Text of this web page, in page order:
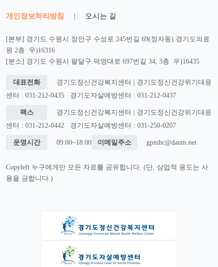
개인정보처리방침 | 오시는 길
[본부] 경기도 수원시 장안구 수성로 245번길 69(정자동) 경기도의료
원 2층 우)16316
[분소] 경기도 수원시 팔달구 덕영대로 697번길 34, 3층 우)16435
대표전화
경기도정신건강복지센터 | 경기도정신건강위기대응
센터 : 031-212-0435
경기도자살예방센터 : 031-212-0437
팩스
경기도정신건강복지센터 | 경기도정신건강위기대응
센터 : 031-212-0442
경기도자살예방센터 : 031-250-0207
운영시간 09:00~18:00 이메일주소 gpmhc@daum.net
Copyleft 누구에게만 모든 자료를 공유합니다. (단, 상업적 용도는 사
용을 금합니다.)